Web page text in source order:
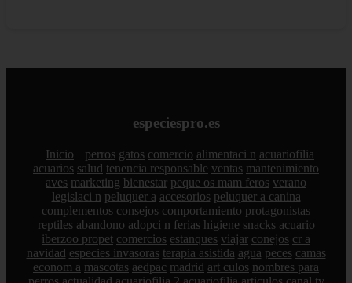
especiespro.es
Inicio perros gatos comercio alimentaci n acuariofilia
acuarios salud tenencia responsable ventas mantenimiento
aves marketing bienestar peque os mam feros verano
legislaci n peluquer a accesorios peluquer a canina
complementos consejos comportamiento protagonistas
reptiles abandono adopci n ferias higiene snacks acuario
iberzoo propet comercios estanques viajar conejos cr a
navidad especies invasoras terapia asistida agua peces camas
econom a mascotas aedpac madrid art culos nombres para